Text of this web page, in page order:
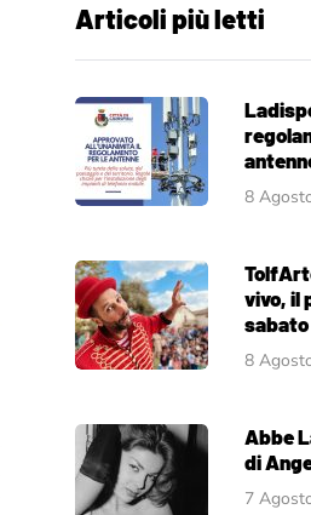
Articoli più letti
8
vivo, il
sabato
8
Abbe
di
7